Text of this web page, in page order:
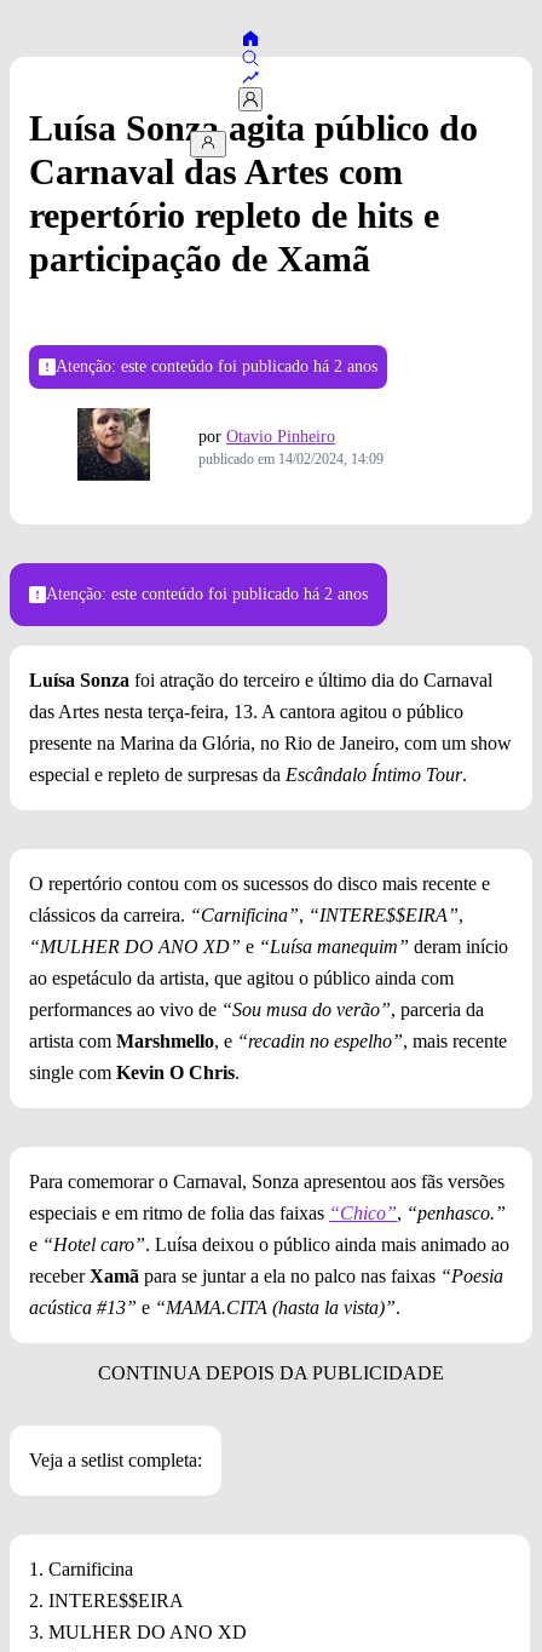
Luísa Sonza agita público do
Carnaval das Artes com
repertório repleto de hits e
participação de Xamã
Atenção: este conteúdo foi publicado há 2 anos
por Otavio Pinheiro
publicado em 14/02/2024, 14:09
Foto: Wesley Allen/Divulgação
Atenção: este conteúdo foi publicado há 2 anos
Luísa Sonza foi atração do terceiro e último dia do Carnaval
das Artes nesta terça-feira, 13. A cantora agitou o público
presente na Marina da Glória, no Rio de Janeiro, com um show
especial e repleto de surpresas da Escândalo Íntimo Tour.
O repertório contou com os sucessos do disco mais recente e
clássicos da carreira. “Carnificina”, “INTERE$$EIRA”,
“MULHER DO ANO XD” e “Luísa manequim” deram início
ao espetáculo da artista, que agitou o público ainda com
performances ao vivo de “Sou musa do verão”, parceria da
artista com Marshmello, e “recadin no espelho”, mais recente
single com Kevin O Chris.
Para comemorar o Carnaval, Sonza apresentou aos fãs versões
especiais e em ritmo de folia das faixas “Chico”, “penhasco.”
e “Hotel caro”. Luísa deixou o público ainda mais animado ao
receberXamã para se juntar a ela no palco nas faixas “Poesia
acústica #13” e “MAMA.CITA (hasta la vista)”.
Veja a setlist completa:
1. Carnificina
2. INTERE$$EIRA
3. MULHER DO ANO XD